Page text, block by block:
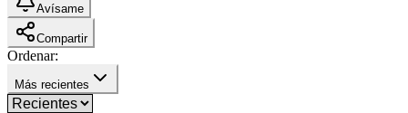
Avísame
Compartir
Ordenar:
Más recientes